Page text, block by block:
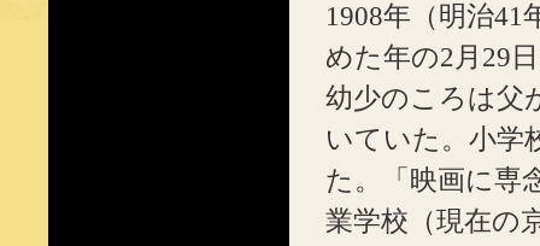
1908年（明治41
めた年の2月29
幼少のころは父
いていた。小学
た。「映画に専
業学校（現在の